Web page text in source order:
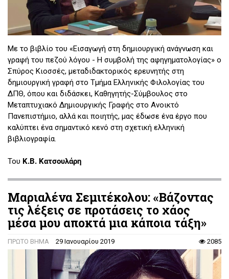
Με το βιβλίο του «Εισαγωγή στη δημιουργική ανάγνωση και
γραφή του πεζού λόγου - Η συμβολή της αφηγηματολογίας» ο
Σπύρος Κιοσσές, μεταδιδακτορικός ερευνητής στη
δημιουργική γραφή στο Τμήμα Ελληνικής Φιλολογίας του
ΔΠΘ, όπου και διδάσκει, Καθηγητής-Σύμβουλος στο
Μεταπτυχιακό Δημιουργικής Γραφής στο Ανοικτό
Πανεπιστήμιο, αλλά και ποιητής, μας έδωσε ένα έργο που
καλύπτει ένα σημαντικό κενό στη σχετική ελληνική
βιβλιογραφία.
Του Κ.Β. Κατσουλάρη
Μαριαλένα Σεμιτέκολου: «Βάζοντας
τις λέξεις σε προτάσεις το χάος
μέσα μου αποκτά μια κάποια τάξη»
ΠΡΩΤΟ ΒΗΜΑ 29 Ιανουαρίου 2019 2085